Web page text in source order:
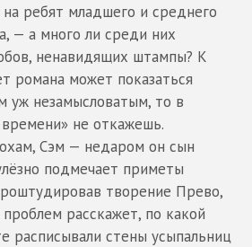
на ребят младшего и среднего
— а много ли среди них
ненавидящих штампы? К
романа может показаться
уж незамысловатым, то в
не откажешь.
Сэм — недаром он сын
подмечает приметы
творение Прево,
расскажет, по какой
расписывали стены усыпальниц